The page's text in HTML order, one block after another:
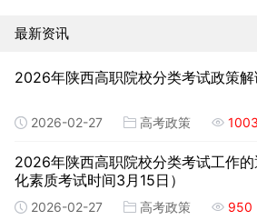
最新资讯
2026年陕西高职院校分类考试政策
2026-02-27 高考政策 1003
2026年陕西高职院校分类考试工作
化素质考试时间3月15日）
2026-02-27 高考政策 950